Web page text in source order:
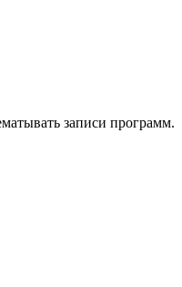
записи программ.